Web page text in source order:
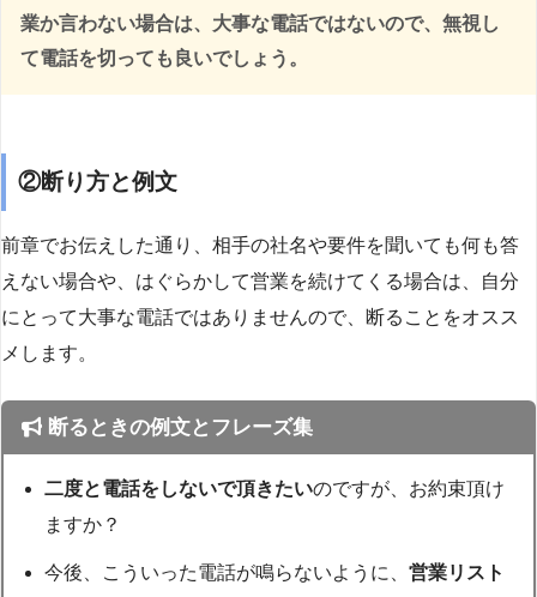
業か言わない場合は、大事な電話ではないので、無視し
て電話を切っても良いでしょう。
②断り方と例文
前章でお伝えした通り、相手の社名や要件を聞いても何も答
えない場合や、はぐらかして営業を続けてくる場合は、自分
にとって大事な電話ではありませんので、断ることをオスス
メします。
断るときの例文とフレーズ集
二度と電話をしないで頂きたいのですが、お約束頂け
ますか？
今後、こういった電話が鳴らないように、営業リスト